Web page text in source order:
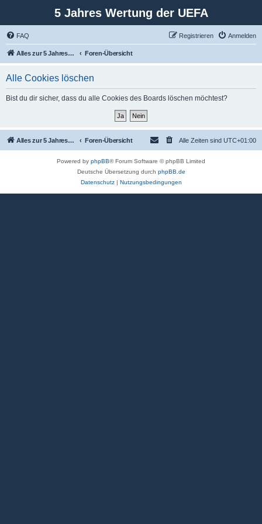
5 Jahres Wertung der UEFA
FAQ Anmelden
Registrieren
Alles zur 5 Jahreswertung / Tabelle der UEFA mit vielen Statistiken. Foren-Übersicht
Alle Cookies löschen
Bist du dir sicher, dass du alle Cookies des Boards löschen möchtest?
Alles zur 5 Jahreswertung / Tabelle der UEFA mit vielen Statistiken. Foren-Übersicht Alle Zeiten sind UTC+01:00
Powered by phpBB® Forum Software © phpBB Limited
Deutsche Übersetzung durch phpBB.de
Datenschutz| Nutzungsbedingungen